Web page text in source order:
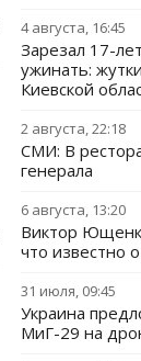
4 августа, 16:45
Зарезал 17-
ужинать:
Киевской
2 августа, 22:18
СМИ: В
генерала
6 августа, 13:20
Виктор
что известно
31 июля, 09:45
Украина
МиГ-29 на